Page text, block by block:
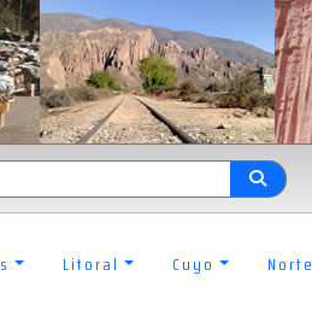
Litoral Cuyo Norte